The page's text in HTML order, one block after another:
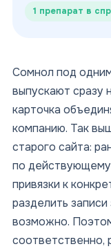
1 препарат в
Сомнол под
выпускают сразу
карточка
компанию. Так
старого сайта:
по
привязки к
разделить
возможно.
соответственно,